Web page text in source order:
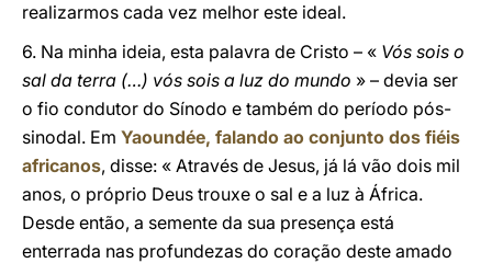
realizarmos cada vez melhor este ideal.
6. Na minha ideia, esta palavra de Cristo – « Vós sois o
sal da terra (…) vós sois a luz do mundo » – devia ser
o fio condutor do Sínodo e também do período pós-
sinodal. Em Yaoundée, falando ao conjunto dos fiéis
africanos, disse: « Através de Jesus, já lá vão dois mil
anos, o próprio Deus trouxe o sal e a luz à África.
Desde então, a semente da sua presença está
enterrada nas profundezas do coração deste amado